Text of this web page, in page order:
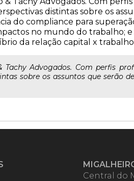
distintas sobre os
do compliance para
no mundo do trabalho;
da relação capital x trabalho
Tachy Advogados. Com perfis
sobre os assuntos que serão
Central do